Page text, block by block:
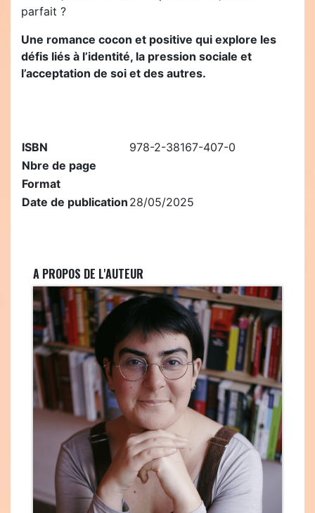
parfait ?
Une romance cocon et positive qui explore les
défis liés à l’identité, la pression sociale et
l’acceptation de soi et des autres.
ISBN
978-2-38167-407-0
Nbre de page
Format
Date de publication 28/05/2025
A PROPOS DE L'AUTEUR